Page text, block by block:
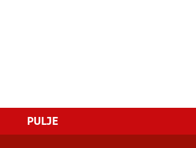
PULJE